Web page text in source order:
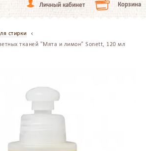
Личный кабинет Корзина
стирки
тканей "Мята и лимон" Sonett, 120 мл